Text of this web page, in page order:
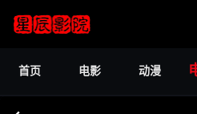
首页 电影 动漫